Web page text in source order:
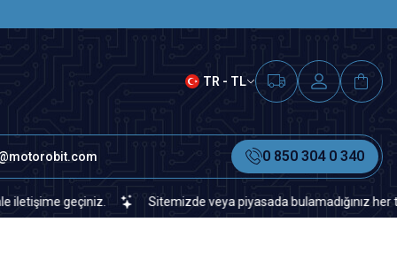
TR - TL
0 850 304 0 340
geçiniz. Sitemizde veya piyasada bulamadığınız her türlü